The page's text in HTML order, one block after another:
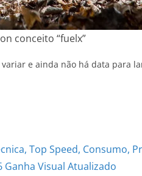
conceito “fuelx”
e ainda não há data para
Top Speed, Consumo,
Ganha Visual Atualizado